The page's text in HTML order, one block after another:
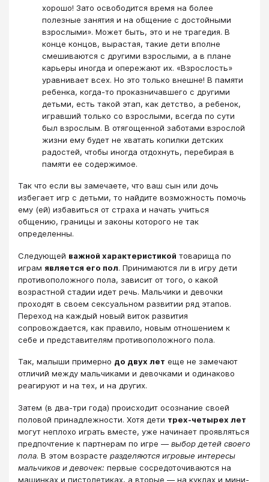
хорошо! Зато освободится время на более
полезные занятия и на общение с достойными
взрослыми». Может быть, это и не трагедия. В
конце концов, вырастая, такие дети вполне
смешиваются с другими взрослыми, а в плане
карьеры иногда и опережают их. «Взрослость»
уравнивает всех. Но это только внешне! В памяти
ребенка, когда-то проказничавшего с другими
детьми, есть такой этап, как детство, а ребенок,
игравший только со взрослыми, всегда по сути
был взрослым. В отягощенной заботами взрослой
жизни ему будет не хватать копилки детских
радостей, чтобы иногда отдохнуть, перебирая в
памяти ее содержимое.
Так что если вы замечаете, что ваш сын или дочь
избегает игр с детьми, то найдите возможность помочь
ему (ей) избавиться от страха и начать учиться
общению, границы и законы которого не так
определенны.
Следующей важной характеристикой товарища по
играм является его пол. Принимаются ли в игру дети
противоположного пола, зависит от того, о какой
возрастной стадии идет речь. Мальчики и девочки
проходят в своем сексуальном развитии ряд этапов.
Переход на каждый новый виток развития
сопровождается, как правило, новым отношением к
себе и представителям противоположного пола.
Так, малыши примерно до двух лет еще не замечают
отличий между мальчиками и девочками и одинаково
реагируют и на тех, и на других.
Затем (в два-три года) происходит осознание своей
половой принадлежности. Хотя дети трех-четырех лет
могут неплохо играть вместе, уже начинает проявляться
предпочтение к партнерам по игре ―выбор детей своего
пола. В этом возрасте разделяются игровые интересы
мальчиков и девочек: первые сосредоточиваются на
машинках и пистолетиках, а вторые ― на куклах и мини-